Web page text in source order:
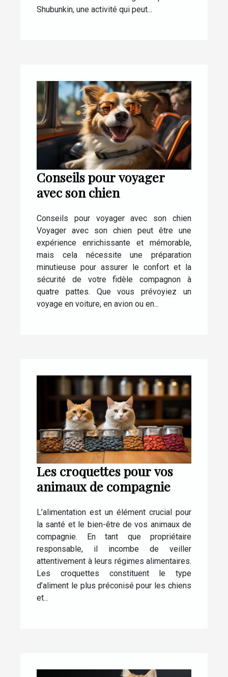
Shubunkin, une activité qui peut...
Conseils pour voyager
avec son chien
Conseils pour voyager avec son chien
Voyager avec son chien peut être une
expérience enrichissante et mémorable,
mais cela nécessite une préparation
minutieuse pour assurer le confort et la
sécurité de votre fidèle compagnon à
quatre pattes. Que vous prévoyiez un
voyage en voiture, en avion ou en...
Les croquettes pour vos
animaux de compagnie
L’alimentation est un élément crucial pour
la santé et le bien-être de vos animaux de
compagnie. En tant que propriétaire
responsable, il incombe de veiller
attentivement à leurs régimes alimentaires.
Les croquettes constituent le type
d’aliment le plus préconisé pour les chiens
et...